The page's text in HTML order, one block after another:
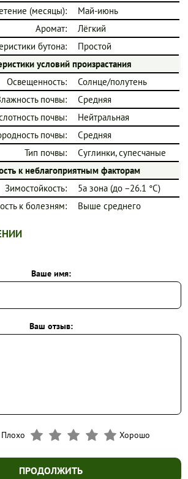
(месяцы):
Май-июнь
Аромат:
Лёгкий
бутона:
Простой
условий произрастания
Освещенность:
Солнце/полутень
почвы:
Средняя
почвы:
Нейтральная
почвы:
Средняя
Тип почвы:
Суглинки, супесчаные
к неблагоприятным факторам
Зимостойкость:
5a зона (до −26.1 °C)
к болезням:
Выше среднего
Ваше имя:
Ваш отзыв:
Хорошо
ПРОДОЛЖИТЬ